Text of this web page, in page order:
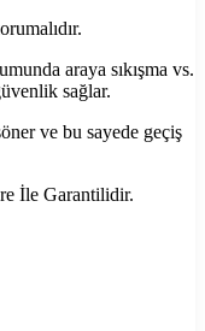
araya sıkışma vs.
sağlar.
ve bu sayede geçiş
İle Garantilidir.